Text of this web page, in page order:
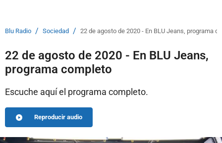
Blu Radio / Sociedad / 22 de agosto de 2020 - En BLU Jeans, programa
22 de agosto de 2020 - En BLU Jeans,
programa completo
Escuche aquí el programa completo.
Reproducir audio